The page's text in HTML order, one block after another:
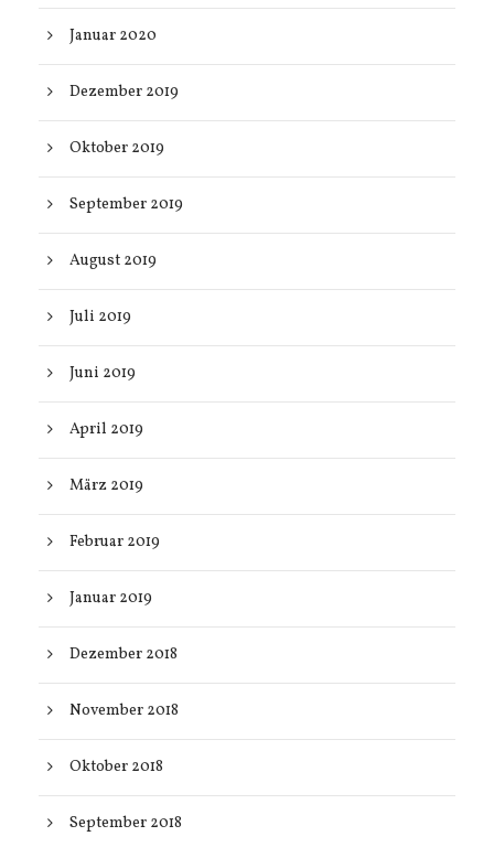
Januar 2020
Dezember 2019
Oktober 2019
September 2019
August 2019
Juli 2019
Juni 2019
April 2019
März 2019
Februar 2019
Januar 2019
Dezember 2018
November 2018
Oktober 2018
September 2018